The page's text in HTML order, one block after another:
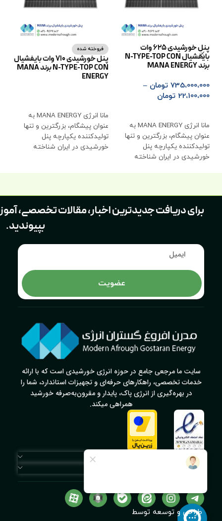
پنل خورشیدی 625 وات
بایفشیال N-TYPE-TOP CON
برند MANA ENERGY
735،000،000 تومان –
22،100،000 تومان
مانا انرژی MANA ENERGY به
عنوان پیشگام، بزرگترین و تنها
تولیدکننده یکپارچه پنل
خورشیدی در ایران شناخته
فروخته شده
پنل خورشیدی 710 وات بایفشیال
N-TYPE-TOP CON برند MANA
ENERGY
مانا انرژی MANA ENERGY به
عنوان پیشگام، بزرگترین و تنها
تولیدکننده یکپارچه پنل
خورشیدی در ایران شناخته
برای دریافت جدیدترین اخبار، مقالات تخصصی،
بپیوندید.
عضویت
سایت ما مرجعی جامع در حوزه انرژی خورشیدی است که با ارائه
خدمات تخصصی، راهکارهای حرفه‌ای و تجهیزات استاندارد، شما را
در بهره‌گیری از انرژی پاک، پایدار و مقرون‌به‌صرفه خورشید
همراهی میکند.
دسترسی سریع
لینک‌های مهم
طراحی و توسعه توسط